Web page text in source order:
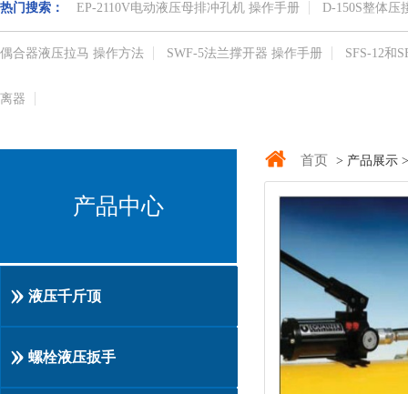
热门搜索： EP-2110V电动液压母排冲孔机 操作手册 D-150S整体压
偶合器液压拉马 操作方法 SWF-5法兰撑开器 操作手册 SFS-12和
离器
产品中心
液压千斤顶
螺栓液压扳手
首页 > 产品展示